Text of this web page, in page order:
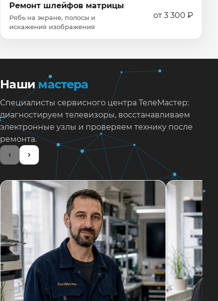
Ремонт шлейфов матрицы
Рябь на экране, полосы и
искажения изображения
от 3 300 ₽
Нашимастера
Специалисты сервисного центра ТелеМастер:
диагностируем телевизоры, восстанавливаем
электронные узлы и проверяем технику после
ремонта.